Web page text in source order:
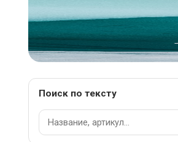
Мебель для
Поиск по тексту